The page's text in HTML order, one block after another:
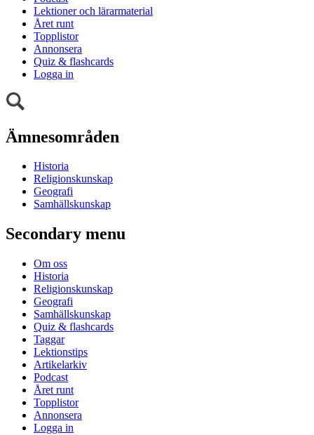
Lektioner och lärarmaterial
Året runt
Topplistor
Annonsera
Quiz & flashcards
Logga in
Ämnesområden
Historia
Religionskunskap
Geografi
Samhällskunskap
Secondary menu
Om oss
Historia
Religionskunskap
Geografi
Samhällskunskap
Quiz & flashcards
Taggar
Lektionstips
Artikelarkiv
Podcast
Året runt
Topplistor
Annonsera
Logga in